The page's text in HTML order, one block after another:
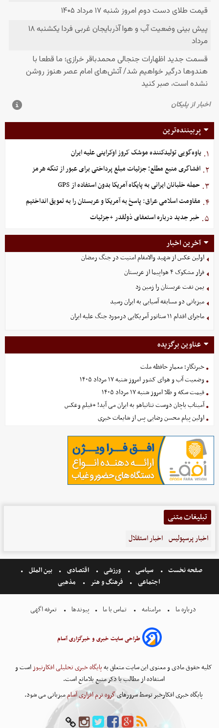
پربیننده‌ترین
۱. یاوه‌گویی تولیدکننده موشک کروز اوکراینی علیه ایران
۲. افشاگری منبع مطلع؛ جزئیات مبلغ پرداختی برای عبور از تنگه هرمز
۳. حمله خلبانان ایرانی به پایگاه آمریکا بدون استفاده از GPS
۴. مقاومت اسلامی عراق: پاسخ به آمریکا و عربستان را به تعویق انداختیم
۵. خبر جدید درباره استعفای ذولقدر +جزئیات
آخرین اخبار
اولین عکس از شهید والامقام امنیت در جنگ رمضان
فرار مشکوک ۴ هواپیما از عربستان
یمن نفت عربستان را زمین زد
میزبانی دو مسابقه آسیایی به ایران رسید
ماجرای اقدام ۱۱ سناتور آمریکایی درمورد جنگ علیه ایران
عناوین برگزیده
خبرنگار؛ معمار حافظه ملت
وضعیت آب و هوای کشور امروز شنبه ۱۷ مرداد ۱۴۰۵
قیمت سکه و طلا امروز شنبه ۱۷ مرداد ۱۴۰۵
آمیتاب باچان دوست نتانیاهو به ایران می آید! +فیلم وعکس
اولین پیام محسن رضایی پس از شایعات خبری
تبلیغات متنی
اخبار پرسپولیس اخبار استقلال
صفحه نخست سیاسی ورزشی اقتصادی
بین الملل
اجتماعی
فرهنگ و هنر مذهبی
درباره ما مرامنامه تماس با ما پیوندها تعرفه اگهی
طراحی سایت خبری و خبرگزاری آسام
کلیه حقوق مادی و معنوی این سایت متعلق بهپایگاه خبری تحلیلی افکارنیوزاست و
استفاده از مطالب با ذکر منبع بلامانع است.
پایگاه خبری افکارخبر توسط سرورهایگروه نرم افزاری آساممیزبانی می شود.